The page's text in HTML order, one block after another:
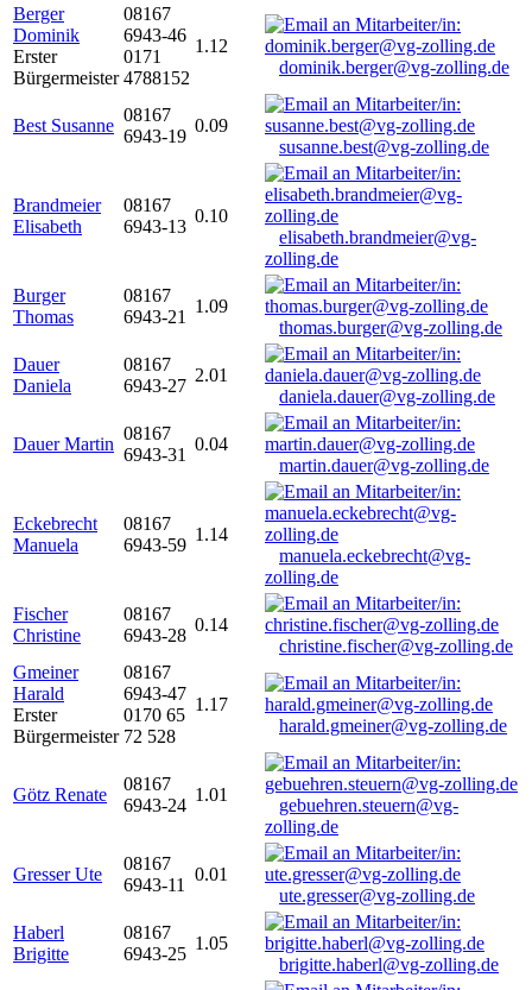
Berger
Dominik
Erster
Bürgermeister
08167
6943-46
0171
4788152
1.12
dominik.berger@vg-zolling.de
Best Susanne
08167
6943-19
0.09
susanne.best@vg-zolling.de
Brandmeier
Elisabeth
08167
6943-13
0.10
elisabeth.brandmeier@vg-
zolling.de
Burger
Thomas
08167
6943-21
1.09
thomas.burger@vg-zolling.de
Dauer
Daniela
08167
6943-27
2.01
daniela.dauer@vg-zolling.de
Dauer Martin
08167
6943-31
0.04
martin.dauer@vg-zolling.de
Eckebrecht
Manuela
08167
6943-59
1.14
manuela.eckebrecht@vg-
zolling.de
Fischer
Christine
08167
6943-28
0.14
christine.fischer@vg-zolling.de
Gmeiner
Harald
Erster
Bürgermeister
08167
6943-47
0170 65
72 528
1.17
harald.gmeiner@vg-zolling.de
Götz Renate
08167
6943-24
1.01
gebuehren.steuern@vg-
zolling.de
Gresser Ute
08167
6943-11
0.01
ute.gresser@vg-zolling.de
Haberl
Brigitte
08167
6943-25
1.05
brigitte.haberl@vg-zolling.de